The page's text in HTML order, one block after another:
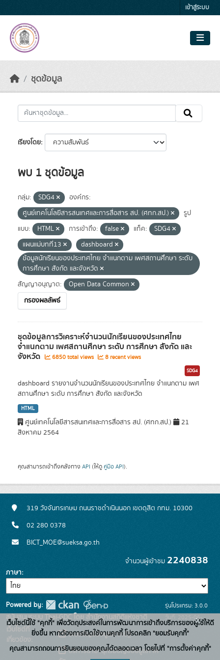
เข้าสู่ระบบ
ชุดข้อมูล
เรียงโดย
พบ 1 ชุดข้อมูล
กลุ่ม: SDG4
องค์กร:
ศูนย์เทคโนโลยีสารสนเทศและการสื่อสาร สป. (ศทก.สป.)
รูป
แบบ:
HTML การเข้าถึง: false แท็ค:
SDG4
แผนแม่บทที่13
dashboard
ข้อมูลนักเรียนของประเทศไทย จำแนกตาม เพศสถานศึกษา ระดับ
การศึกษา สังกัด และจังหวัด
สัญญาอนุญาต:
Open Data Common
กรองผลลัพธ์
ชุดข้อมูลการวิเคราะห์จำนวนนักเรียนของประเทศไทย
จำแนกตาม เพศสถานศึกษา ระดับ การศึกษา สังกัด และ
จังหวัด 6850 total views 8 recent views
SDG4
dashboard รายงานจำนวนนักเรียนของประเทศไทย จำแนกตาม เพศ
สถานศึกษา ระดับ การศึกษา สังกัด และจังหวัด
HTML
ศูนย์เทคโนโลยีสารสนเทศและการสื่อสาร สป. (ศทก.สป.)
21
สิงหาคม 2564
คุณสามารถเข้าถึงคลังทาง API (ให้ดู คู่มือ API).
319 วังจันทรเกษม ถนนราชดำเนินนอก เขตดุสิต กทม. 10300
02 280 0378
BICT_MOE@sueksa.go.th
จำนวนผู้เข้าชม 2240838
ภาษา
Powered by:
สนับสนุนระบบ Thai-GDC โดย สำนักงานสถิติแห่งชาติ
เว็บไซต์ที่
เกี่ยวข้อง:
ระบบบัญชีข้อมูลภาครัฐ
บริการนามานุกรมบัญชีข้อมูลภาค
รุ่นโปรแกรม: 3.0.0
วันที่: 2025-06-
26
เว็บไซต์นี้ใช้ "คุกกี้" เพื่อวัตถุประสงค์ในการพัฒนาการเข้าถึงบริการของผู้ใช้ให้ดี
ยิ่งขึ้น หากต้องการเปิดใช้งานคุกกี้ โปรดคลิก "ยอมรับคุกกี้"
คุณสามารถถอนการยินยอมของคุณได้ตลอดเวลา โดยไปที่ "การตั้งค่าคุกกี้"
x